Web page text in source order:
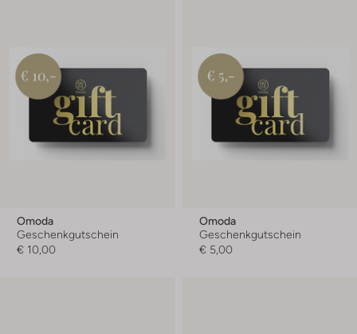
Omoda
Geschenkgutschein
€ 10,00
Omoda
Geschenkgutschein
€ 5,00